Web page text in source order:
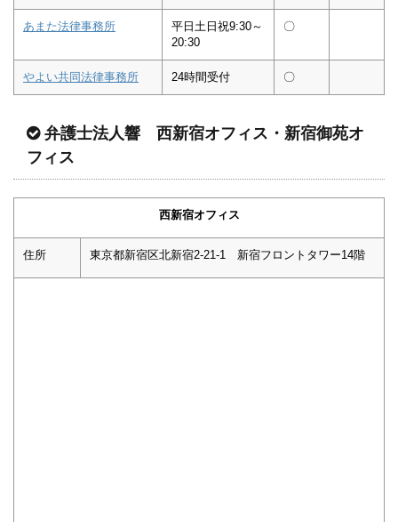
あまた法律事務所
平日土日祝9:30～
20:30
〇
やよい共同法律事務所 24時間受付 〇
弁護士法人響 西新宿オフィス・新宿御苑オ
フィス
西新宿オフィス
住所 東京都新宿区北新宿2-21-1 新宿フロントタワー14階